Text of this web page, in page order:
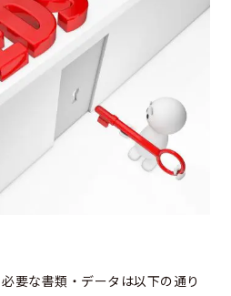
要な書類・データは以下の通り